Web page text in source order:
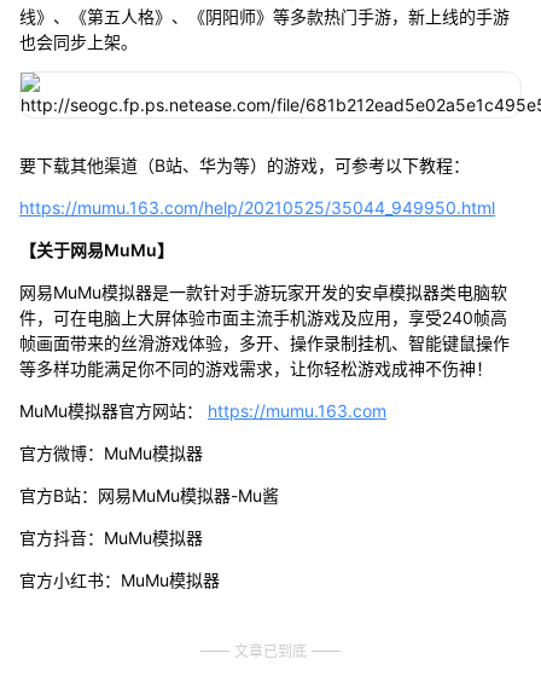
线》、《第五人格》、《阴阳师》等多款热门手游，新上线的手游
也会同步上架。
要下载其他渠道（B站、华为等）的游戏，可参考以下教程：
https://mumu.163.com/help/20210525/35044_949950.html
【关于网易MuMu】
网易MuMu模拟器是一款针对手游玩家开发的安卓模拟器类电脑软
件，可在电脑上大屏体验市面主流手机游戏及应用，享受240帧高
帧画面带来的丝滑游戏体验，多开、操作录制挂机、智能键鼠操作
等多样功能满足你不同的游戏需求，让你轻松游戏成神不伤神！
MuMu模拟器官方网站： https://mumu.163.com
官方微博：MuMu模拟器
官方B站：网易MuMu模拟器-Mu酱
官方抖音：MuMu模拟器
官方小红书：MuMu模拟器
文章已到底